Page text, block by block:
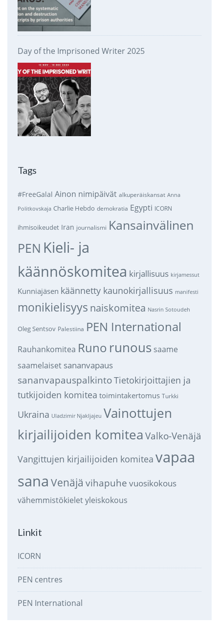
Day of the Imprisoned Writer 2025
Tags
#FreeGalal Ainon nimipäivät alkuperäiskansat Anna
Politkovskaja Charlie Hebdo demokratia Egypti ICORN
ihmisoikeudet Iran journalismi Kansainvälinen
PEN Kieli- ja
käännöskomitea kirjallisuus kirjamessut
Kunniajäsen käännetty kaunokirjallisuus manifesti
monikielisyys naiskomitea Nasrin Sotoudeh
Oleg Sentsov Palestiina PEN International
Rauhankomitea Runo runous saame
saamelaiset sananvapaus
sananvapauspalkintoTietokirjoittajien ja
tutkijoiden komitea toimintakertomus Turkki
Ukraina Uladzimir Njakljajeu Vainottujen
kirjailijoiden komitea Valko-Venäjä
Vangittujen kirjailijoiden komitea vapaa
sana Venäjä vihapuhe vuosikokous
vähemmistökieletyleiskokous
Linkit
ICORN
PEN centres
PEN International